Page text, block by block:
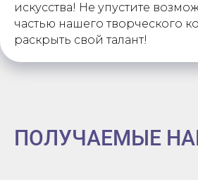
искусства! Не упустите
частью нашего творческого
раскрыть свой талант!
ПОЛУЧАЕМЫЕ